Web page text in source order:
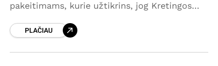
pakeitimams, kurie užtikrins, jog Kretingos
pat gaus dalį pelno iš jūrinio vėjo
PLAČIAU